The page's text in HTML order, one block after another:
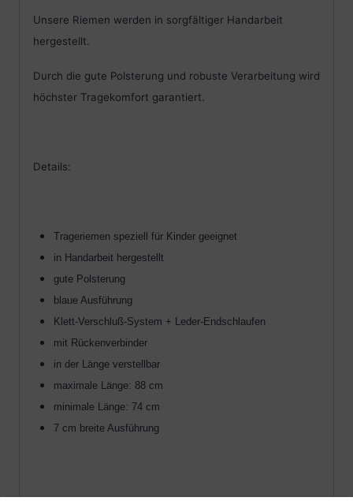
Unsere Riemen werden in sorgfältiger Handarbeit
hergestellt.
Durch die gute Polsterung und robuste Verarbeitung wird
höchster Tragekomfort garantiert.
Details:
Trageriemen speziell für Kinder geeignet
in Handarbeit hergestellt
gute Polsterung
blaue Ausführung
Klett-Verschluß-System + Leder-Endschlaufen
mit Rückenverbinder
in der Länge verstellbar
maximale Länge: 88 cm
minimale Länge: 74 cm
7 cm breite Ausführung